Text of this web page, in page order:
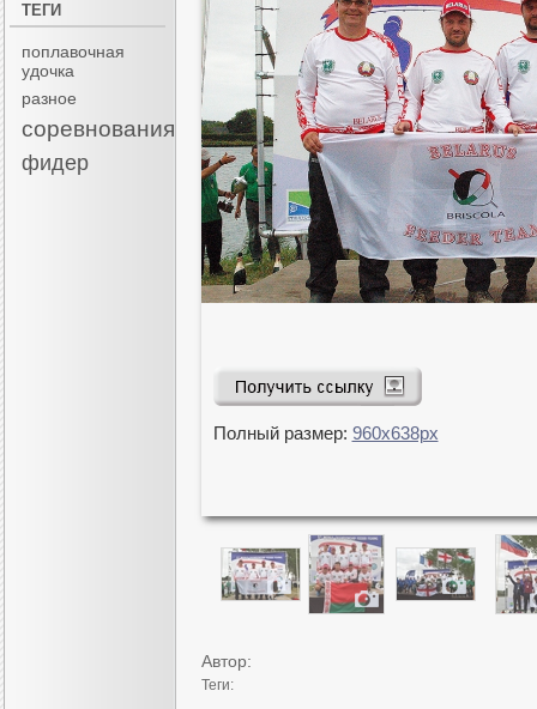
ТЕГИ
поплавочная
удочка
разное
соревнования
фидер
Полный размер: 960x638px
Автор:
Теги: